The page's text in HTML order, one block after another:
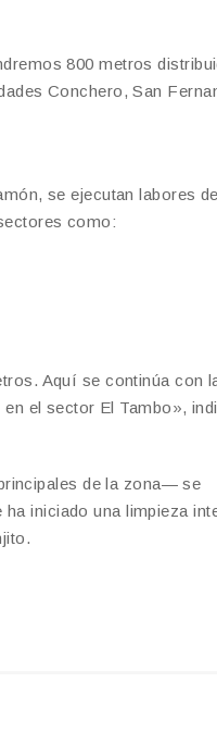
800 metros
Conchero, San
se ejecutan labores
como:
Aquí se continúa con
el sector El Tambo»,
de la zona— se
iniciado una limpieza